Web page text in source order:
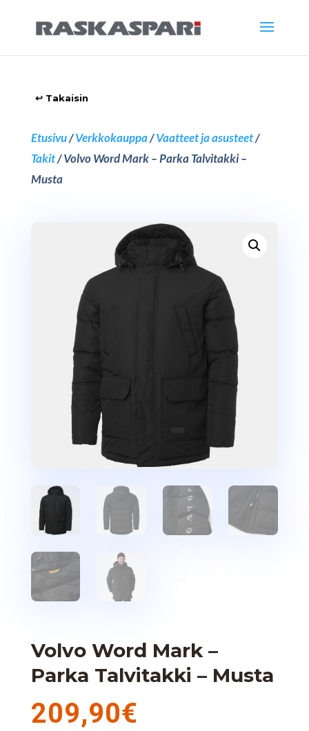
Etusivu/Verkkokauppa/Vaatteet ja asusteet/
Takit/ Volvo Word Mark – Parka Talvitakki –
Musta
Volvo Word Mark –
Parka Talvitakki – Musta
209,90€